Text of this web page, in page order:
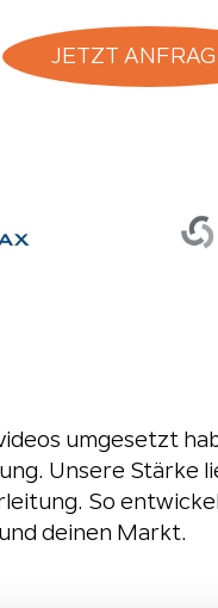
JETZT
umgesetzt
Unsere Stärke
So
deinen Markt.